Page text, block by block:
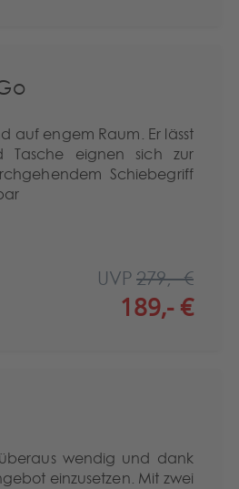
auf engem Raum. Er lässt
Tasche eignen sich zur
Schiebegriff
189,- €
UVP279,- €
wendig und dank
einzusetzen. Mit zwei